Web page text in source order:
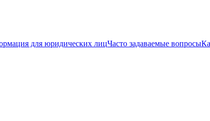
для юридических лицЧасто задаваемые вопросы